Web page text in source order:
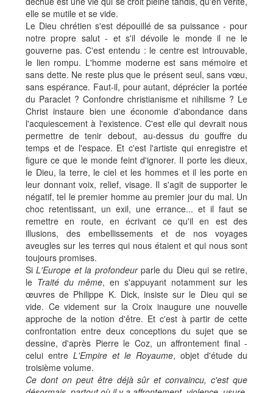
elle se mutile et se vide.
Le Dieu chrétien s'est dépouillé de sa puissance - pour
notre propre salut - et s'il dévoile le monde il ne le
gouverne pas. C'est entendu : le centre est introuvable,
le lien rompu. L'homme moderne est sans mémoire et
sans dette. Ne reste plus que le présent seul, sans vœu,
sans espérance. Faut-il, pour autant, déprécier la portée
du Paraclet ? Confondre christianisme et nihilisme ? Le
Christ instaure bien une économie d'abondance dans
l'acquiescement à l'existence. C'est elle qui devrait nous
permettre de tenir debout, au-dessus du gouffre du
temps et de l'espace. Et c'est l'artiste qui enregistre et
figure ce que le monde feint d'ignorer. Il porte les dieux,
le Dieu, la terre, le ciel et les hommes et il les porte en
leur donnant voix, relief, visage. Il s'agit de supporter le
négatif, tel le premier homme au premier jour du mal. Un
choc retentissant, un exil, une errance... et il faut se
remettre en route, en écrivant ce qu'il en est des
illusions, des embellissements et de nos voyages
aveugles sur les terres qui nous étaient et qui nous sont
toujours promises.
SiL'Europe et la profondeurparle du Dieu qui se retire,
le Traité du même, en s'appuyant notamment sur les
œuvres de Philippe K. Dick, insiste sur le Dieu qui se
vide. Ce videment sur la Croix inaugure une nouvelle
approche de la notion d'être. Et c'est à partir de cette
confrontation entre deux conceptions du sujet que se
dessine, d'après Pierre le Coz, un affrontement final -
celui entre L'Empire et le Royaume, objet d'étude du
troisième volume.
Ce dont on peut être déjà sûr et convaincu, c'est que